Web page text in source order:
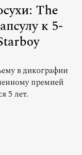
The
к 5-
в дикографии
премией
5 лет.